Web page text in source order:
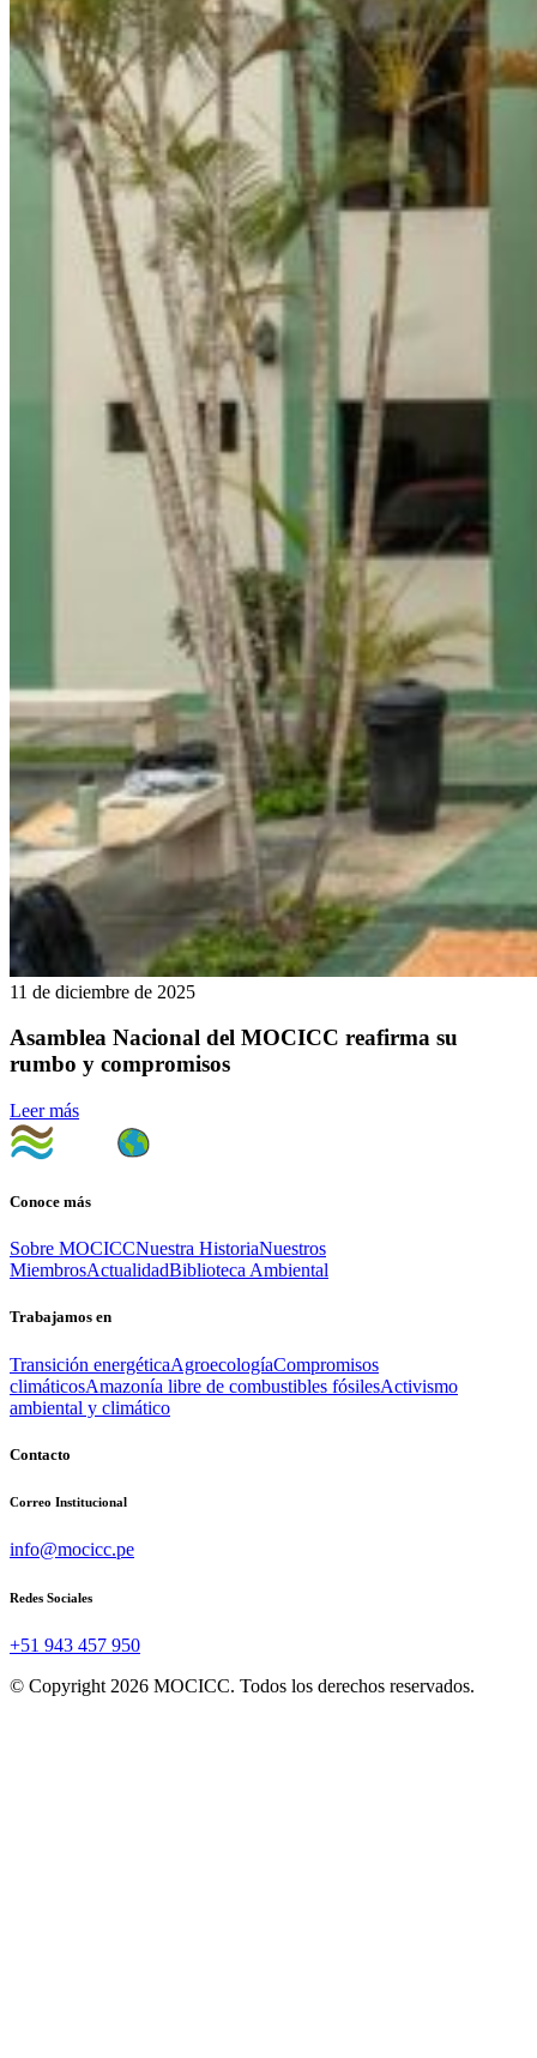
11 de diciembre de 2025
Asamblea Nacional del MOCICC reafirma su
rumbo y compromisos
Leer más
Conoce más
Sobre MOCICCNuestra HistoriaNuestros
MiembrosActualidadBiblioteca Ambiental
Trabajamos en
Transición energéticaAgroecologíaCompromisos
climáticosAmazonía libre de combustibles fósilesActivismo
ambiental y climático
Contacto
Correo Institucional
info@mocicc.pe
Redes Sociales
+51 943 457 950
© Copyright 2026 MOCICC. Todos los derechos reservados.